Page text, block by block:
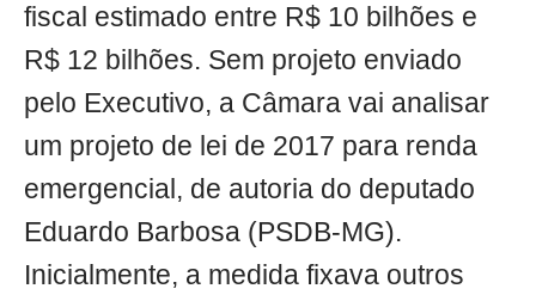
fiscal estimado entre R$ 10 bilhões e
R$ 12 bilhões. Sem projeto enviado
pelo Executivo, a Câmara vai analisar
um projeto de lei de 2017 para renda
emergencial, de autoria do deputado
Eduardo Barbosa (PSDB-MG).
Inicialmente, a medida fixava outros